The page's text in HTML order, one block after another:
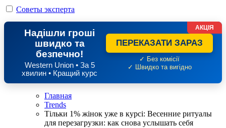
Советы эксперта
Надішли гроші
швидко та
безпечно!
Western Union • За 5
хвилин • Кращий курс
ПЕРЕКАЗАТИ ЗАРАЗ
✓ Без комісії
✓ Швидко та вигідно
АКЦІЯ
Главная
Trends
Тільки 1% жінок уже в курсі: Весенние ритуалы
для перезагрузки: как снова услышать себя